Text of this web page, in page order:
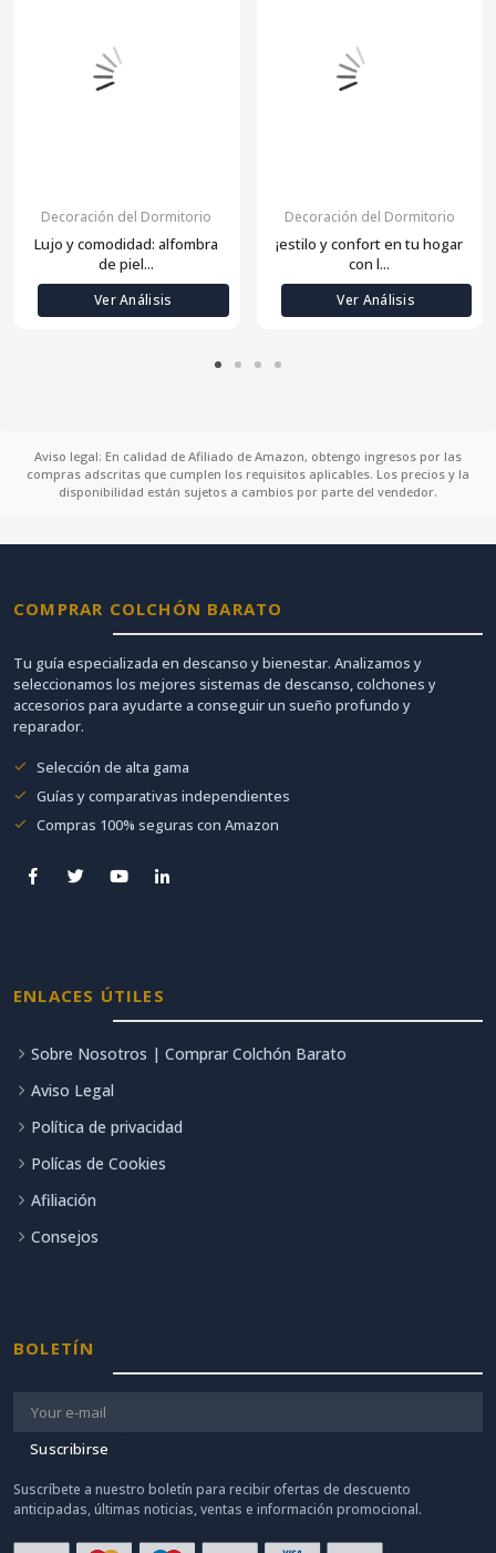
Decoración del Dormitorio
Lujo y comodidad: alfombra
de piel...
Ver Análisis
Decoración del Dormitorio
¡estilo y confort en tu hogar
con l...
Ver Análisis
Aviso legal: En calidad de Afiliado de Amazon, obtengo ingresos por las
compras adscritas que cumplen los requisitos aplicables. Los precios y la
disponibilidad están sujetos a cambios por parte del vendedor.
COMPRAR COLCHÓN BARATO
Tu guía especializada en descanso y bienestar. Analizamos y
seleccionamos los mejores sistemas de descanso, colchones y
accesorios para ayudarte a conseguir un sueño profundo y
reparador.
Selección de alta gama
Guías y comparativas independientes
Compras 100% seguras con Amazon
ENLACES ÚTILES
Sobre Nosotros | Comprar Colchón Barato
Aviso Legal
Política de privacidad
Polícas de Cookies
Afiliación
Consejos
BOLETÍN
Suscribirse
Suscríbete a nuestro boletín para recibir ofertas de descuento
anticipadas, últimas noticias, ventas e información promocional.